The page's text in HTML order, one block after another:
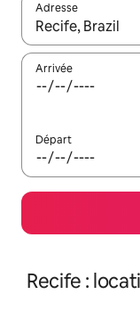
Adresse
Lorsque les
Arrivée
Départ
Recife :